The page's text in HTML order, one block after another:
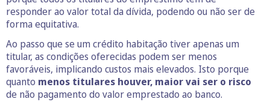
responder ao valor total da dívida, podendo ou não ser de
forma equitativa.
Ao passo que se um crédito habitação tiver apenas um
titular, as condições oferecidas podem ser menos
favoráveis, implicando custos mais elevados. Isto porque
quanto menos titulares houver, maior vai ser o risco
de não pagamento do valor emprestado ao banco.